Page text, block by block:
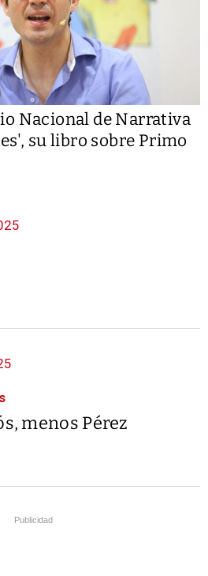
Nacional de Narrativa
su libro sobre Primo
menos Pérez
Publicidad